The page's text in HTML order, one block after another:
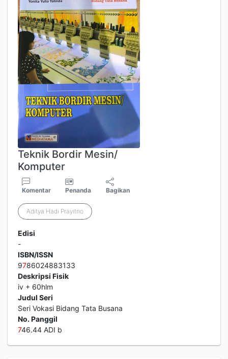
Teknik Bordir Mesin/
Komputer
Komentar Penanda Bagikan
Aditya Hadi Prayitno
Edisi
-
ISBN/ISSN
9786024883133
Deskripsi Fisik
iv + 60hlm
Judul Seri
Seri Vokasi Bidang Tata Busana
No. Panggil
746.44 ADI b